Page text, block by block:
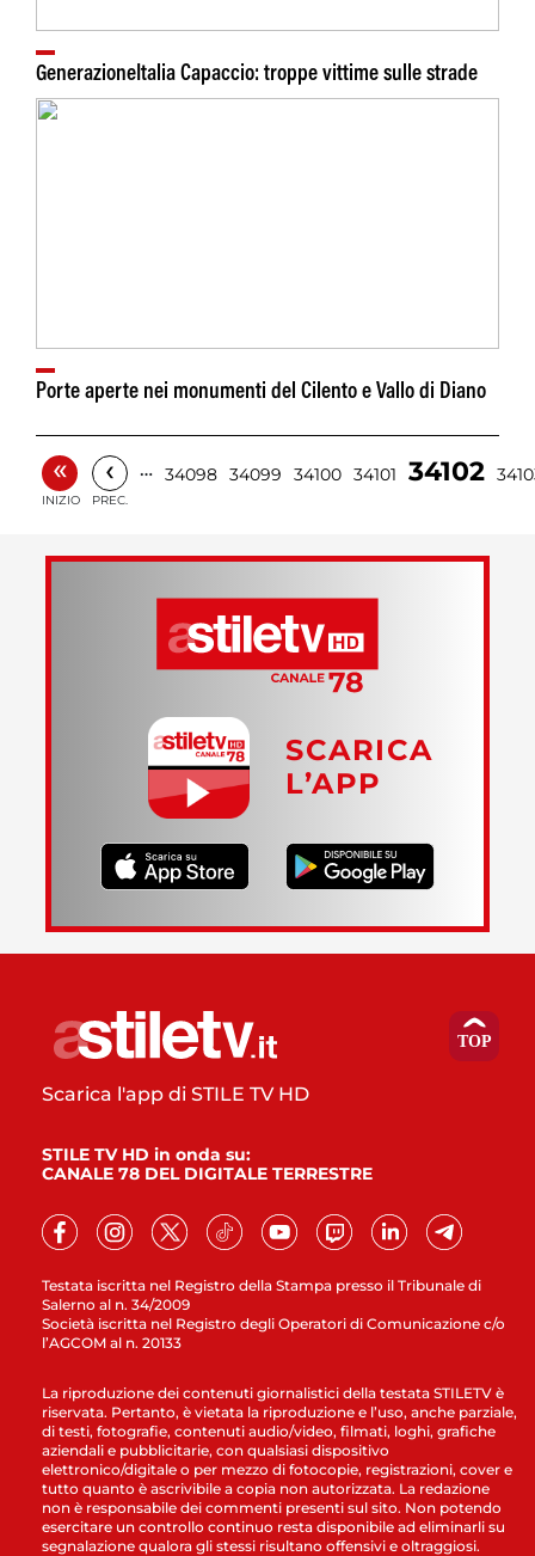
GenerazioneItalia Capaccio: troppe vittime sulle strade
Porte aperte nei monumenti del Cilento e Vallo di Diano
«
INIZIO
‹
PREC.
… 34098 34099 34100 34101 34102
SCARICA
L’APP
Testata iscritta nel Registro della Stampa presso il Tribunale di
Salerno al n. 34/2009
Società iscritta nel Registro degli Operatori di Comunicazione c/o
l’AGCOM al n. 20133
Scarica l'app di STILE TV HD
STILE TV HD in onda su:
CANALE 78 DEL DIGITALE TERRESTRE
La riproduzione dei contenuti giornalistici della testata STILETV è
riservata. Pertanto, è vietata la riproduzione e l’uso, anche parziale,
di testi, fotografie, contenuti audio/video, filmati, loghi, grafiche
aziendali e pubblicitarie, con qualsiasi dispositivo
elettronico/digitale o per mezzo di fotocopie, registrazioni, cover e
tutto quanto è ascrivibile a copia non autorizzata. La redazione
non è responsabile dei commenti presenti sul sito. Non potendo
esercitare un controllo continuo resta disponibile ad eliminarli su
segnalazione qualora gli stessi risultano offensivi e oltraggiosi.